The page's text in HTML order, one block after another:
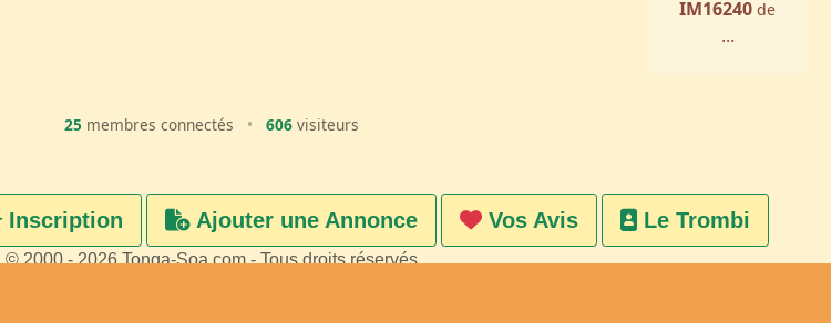
IM16240 de
...
25 membres connectés • 606 visiteurs
Inscription Ajouter une Annonce Vos Avis Le Trombi
© 2000 - 2026 Tonga-Soa.com - Tous droits réservés